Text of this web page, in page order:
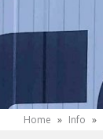
Home » Info »